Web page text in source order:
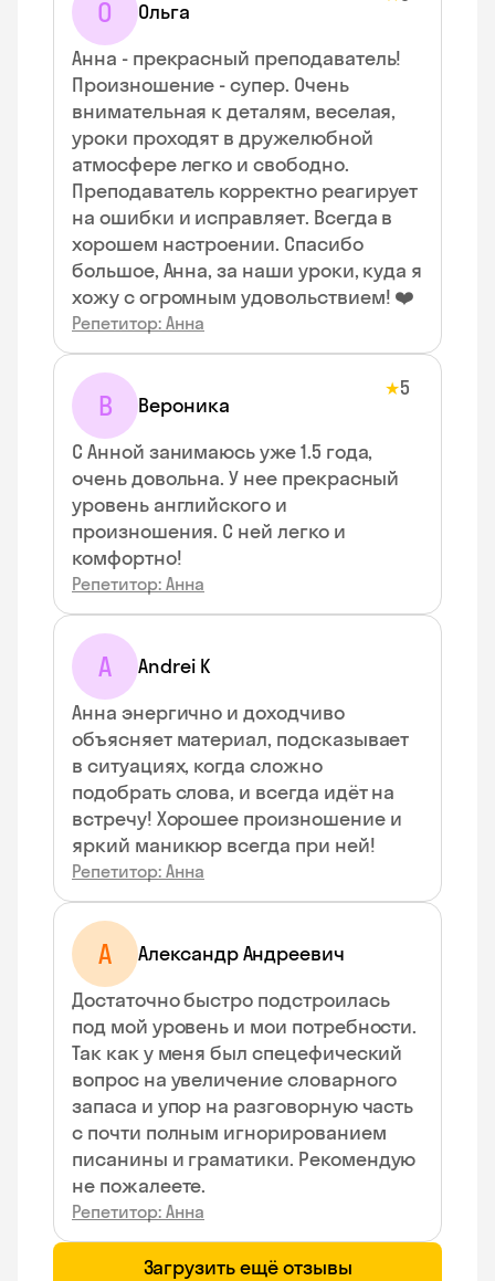
О Ольга
Анна - прекрасный преподаватель!
Произношение - супер. Очень
внимательная к деталям, веселая,
уроки проходят в дружелюбной
атмосфере легко и свободно.
Преподаватель корректно реагирует
на ошибки и исправляет. Всегда в
хорошем настроении. Спасибо
большое, Анна, за наши уроки, куда я
хожу с огромным удовольствием! ❤️
Репетитор: Анна
В Вероника
★5
С Анной занимаюсь уже 1.5 года,
очень довольна. У нее прекрасный
уровень английского и
произношения. С ней легко и
комфортно!
Репетитор: Анна
A
Andrei K
Анна энергично и доходчиво
объясняет материал, подсказывает
в ситуациях, когда сложно
подобрать слова, и всегда идёт на
встречу! Хорошее произношение и
яркий маникюр всегда при ней!
Репетитор: Анна
А
Александр Андреевич
Достаточно быстро подстроилась
под мой уровень и мои потребности.
Так как у меня был спецефический
вопрос на увеличение словарного
запаса и упор на разговорную часть
с почти полным игнорированием
писанины и граматики. Рекомендую
не пожалеете.
Репетитор: Анна
Загрузить ещё отзывы